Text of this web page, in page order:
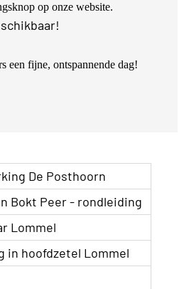
op onze website.
een fijne, ontspannende dag!
De Posthoorn
Bokt Peer - rondleiding
Lommel
in hoofdzetel Lommel